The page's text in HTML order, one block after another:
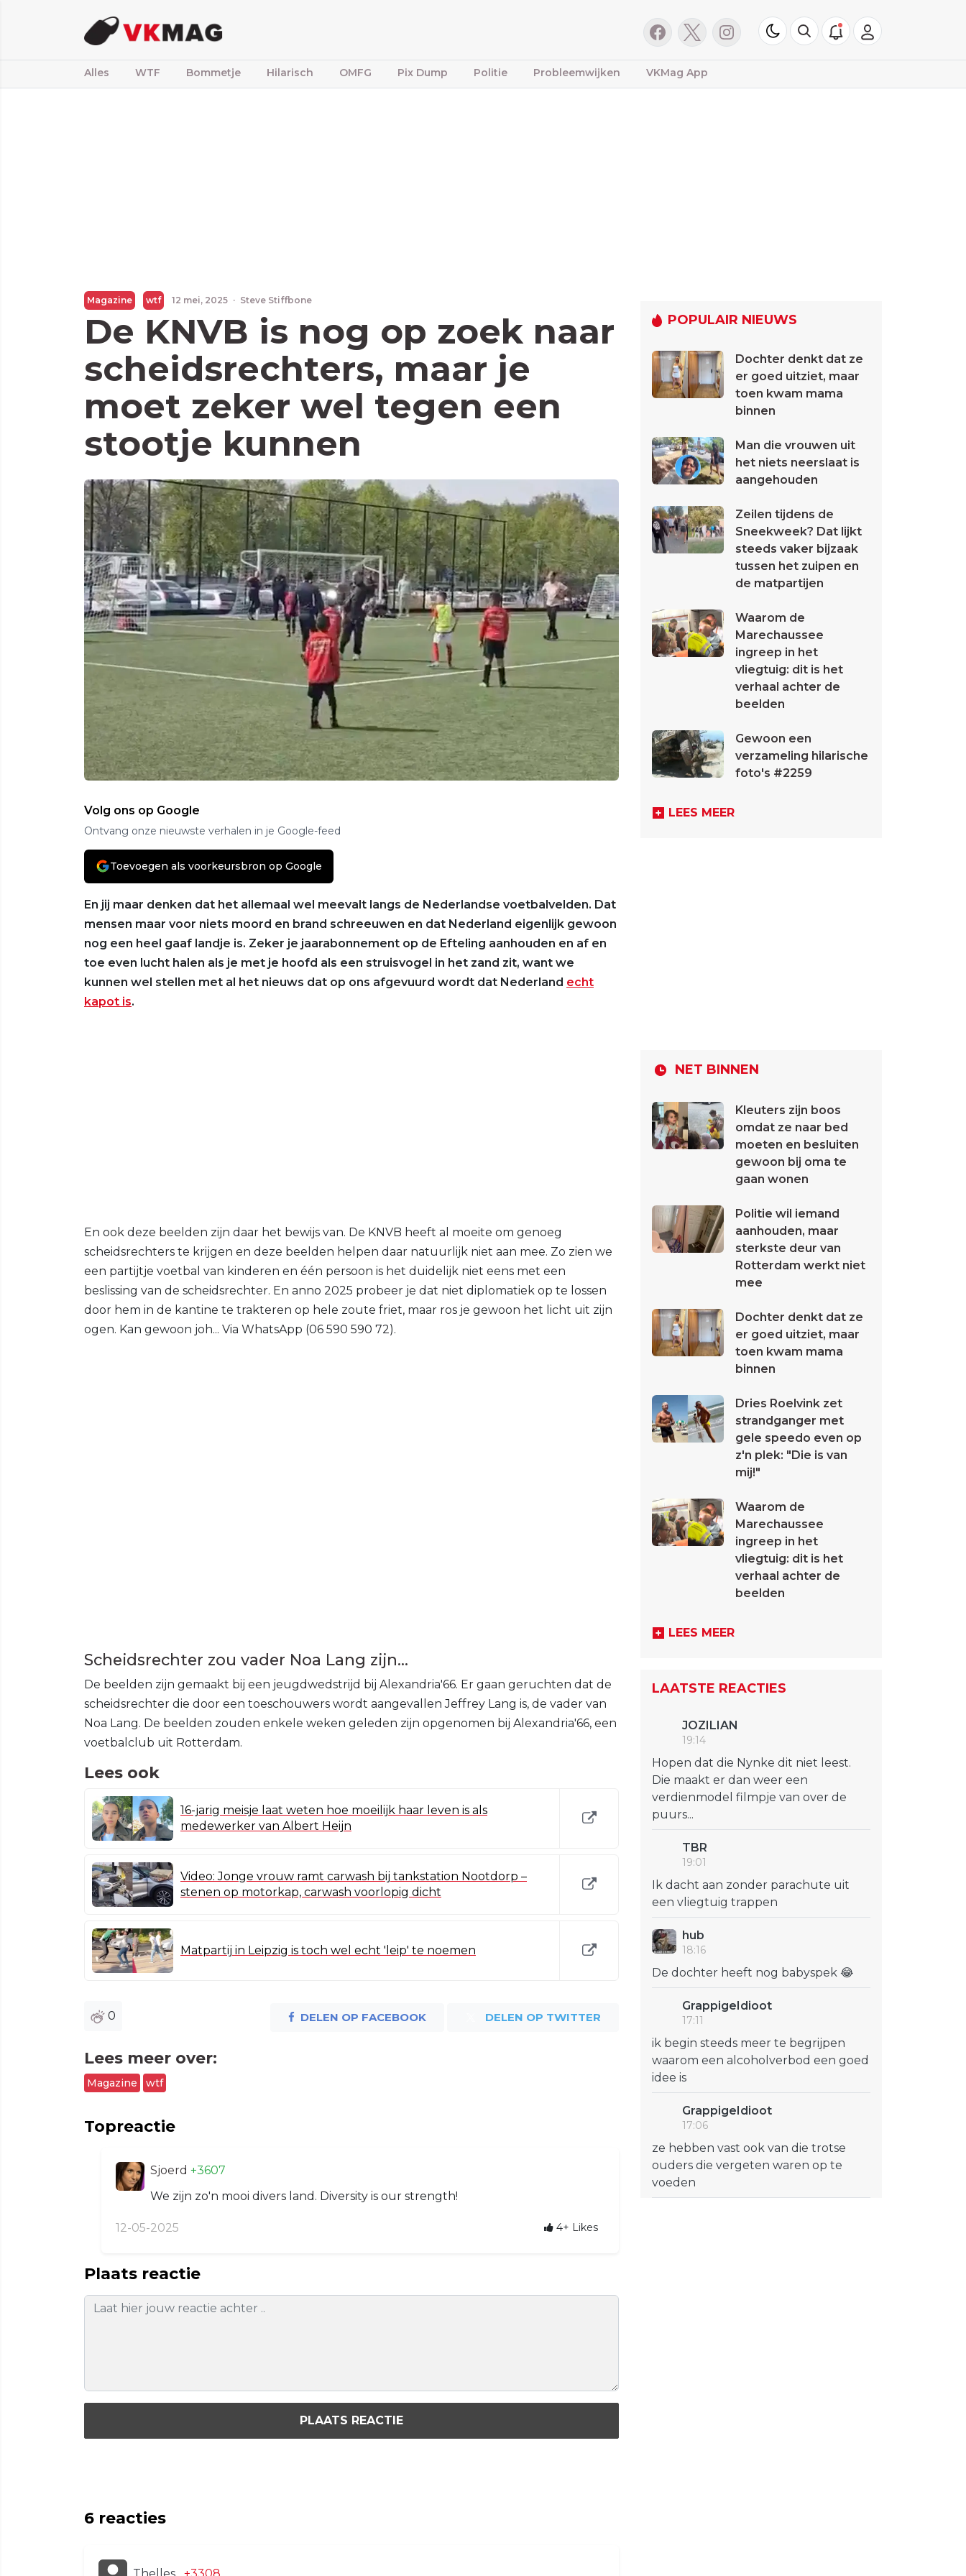
Alles WTF Bommetje Hilarisch OMFG Pix Dump Politie Probleemwijken VKMag App
Magazine wtf 12 mei, 2025 · Steve Stiffbone
De KNVB is nog op zoek naar
scheidsrechters, maar je
moet zeker wel tegen een
stootje kunnen
Volg ons op Google
Ontvang onze nieuwste verhalen in je Google-feed
Toevoegen als voorkeursbron op Google
En jij maar denken dat het allemaal wel meevalt langs de Nederlandse voetbalvelden. Dat
mensen maar voor niets moord en brand schreeuwen en dat Nederland eigenlijk gewoon
nog een heel gaaf landje is. Zeker je jaarabonnement op de Efteling aanhouden en af en
toe even lucht halen als je met je hoofd als een struisvogel in het zand zit, want we
kunnen wel stellen met al het nieuws dat op ons afgevuurd wordt dat Nederland echt
kapot is.
En ook deze beelden zijn daar het bewijs van. De KNVB heeft al moeite om genoeg
scheidsrechters te krijgen en deze beelden helpen daar natuurlijk niet aan mee. Zo zien we
een partijtje voetbal van kinderen en één persoon is het duidelijk niet eens met een
beslissing van de scheidsrechter. En anno 2025 probeer je dat niet diplomatiek op te lossen
door hem in de kantine te trakteren op hele zoute friet, maar ros je gewoon het licht uit zijn
ogen. Kan gewoon joh... Via WhatsApp (06 590 590 72).
Scheidsrechter zou vader Noa Lang zijn...
De beelden zijn gemaakt bij een jeugdwedstrijd bij Alexandria'66. Er gaan geruchten dat de
scheidsrechter die door een toeschouwers wordt aangevallen Jeffrey Lang is, de vader van
Noa Lang. De beelden zouden enkele weken geleden zijn opgenomen bij Alexandria'66, een
voetbalclub uit Rotterdam.
Lees ook
16-jarig meisje laat weten hoe moeilijk haar leven is als
medewerker van Albert Heijn
Video: Jonge vrouw ramt carwash bij tankstation Nootdorp –
stenen op motorkap, carwash voorlopig dicht
Matpartij in Leipzig is toch wel echt 'leip' te noemen
0 DELEN OP FACEBOOK DELEN OP TWITTER
Lees meer over:
Magazine wtf
Topreactie
Sjoerd +3607
We zijn zo'n mooi divers land. Diversity is our strength!
12-05-2025 4+ Likes
Plaats reactie
PLAATS REACTIE
6 reacties
POPULAIR NIEUWS
Dochter denkt dat ze
er goed uitziet, maar
toen kwam mama
binnen
Man die vrouwen uit
het niets neerslaat is
aangehouden
Zeilen tijdens de
Sneekweek? Dat lijkt
steeds vaker bijzaak
tussen het zuipen en
de matpartijen
Waarom de
Marechaussee
ingreep in het
vliegtuig: dit is het
verhaal achter de
beelden
Gewoon een
verzameling hilarische
foto's #2259
LEES MEER
NET BINNEN
Kleuters zijn boos
omdat ze naar bed
moeten en besluiten
gewoon bij oma te
gaan wonen
Politie wil iemand
aanhouden, maar
sterkste deur van
Rotterdam werkt niet
mee
Dochter denkt dat ze
er goed uitziet, maar
toen kwam mama
binnen
Dries Roelvink zet
strandganger met
gele speedo even op
z'n plek: "Die is van
mij!"
Waarom de
Marechaussee
ingreep in het
vliegtuig: dit is het
verhaal achter de
beelden
LEES MEER
LAATSTE REACTIES
JOZILIAN
19:14
Hopen dat die Nynke dit niet leest.
Die maakt er dan weer een
verdienmodel filmpje van over de
puurs...
TBR
19:01
Ik dacht aan zonder parachute uit
een vliegtuig trappen
hub
18:16
De dochter heeft nog babyspek 😂
GrappigeIdioot
17:11
ik begin steeds meer te begrijpen
waarom een alcoholverbod een goed
idee is
GrappigeIdioot
17:06
ze hebben vast ook van die trotse
ouders die vergeten waren op te
voeden